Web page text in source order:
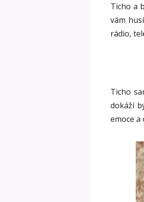
Ticho a
vám
rádio,
Ticho
dokáží
emoce a